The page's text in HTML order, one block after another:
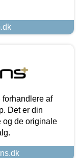
forhandlere af
Det er din
og de originale